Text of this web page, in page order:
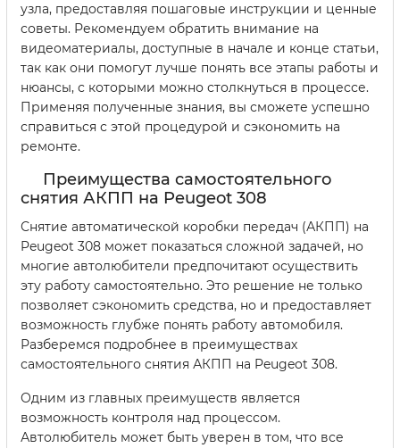
узла, предоставляя пошаговые инструкции и ценные
советы. Рекомендуем обратить внимание на
видеоматериалы, доступные в начале и конце статьи,
так как они помогут лучше понять все этапы работы и
нюансы, с которыми можно столкнуться в процессе.
Применяя полученные знания, вы сможете успешно
справиться с этой процедурой и сэкономить на
ремонте.
Преимущества самостоятельного
снятия АКПП на Peugeot 308
Снятие автоматической коробки передач (АКПП) на
Peugeot 308 может показаться сложной задачей, но
многие автолюбители предпочитают осуществить
эту работу самостоятельно. Это решение не только
позволяет сэкономить средства, но и предоставляет
возможность глубже понять работу автомобиля.
Разберемся подробнее в преимуществах
самостоятельного снятия АКПП на Peugeot 308.
Одним из главных преимуществ является
возможность контроля над процессом.
Автолюбитель может быть уверен в том, что все